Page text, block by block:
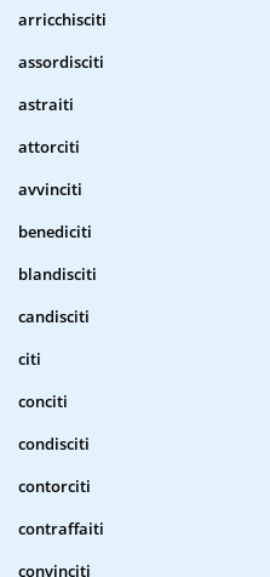
arricchisciti
assordisciti
astraiti
attorciti
avvinciti
benediciti
blandisciti
candisciti
citi
conciti
condisciti
contorciti
contraffaiti
convinciti